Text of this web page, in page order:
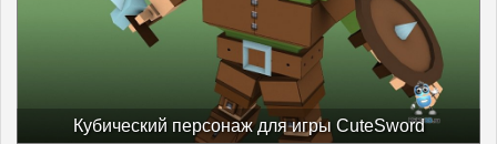
Кубический персонаж для игры CuteSword